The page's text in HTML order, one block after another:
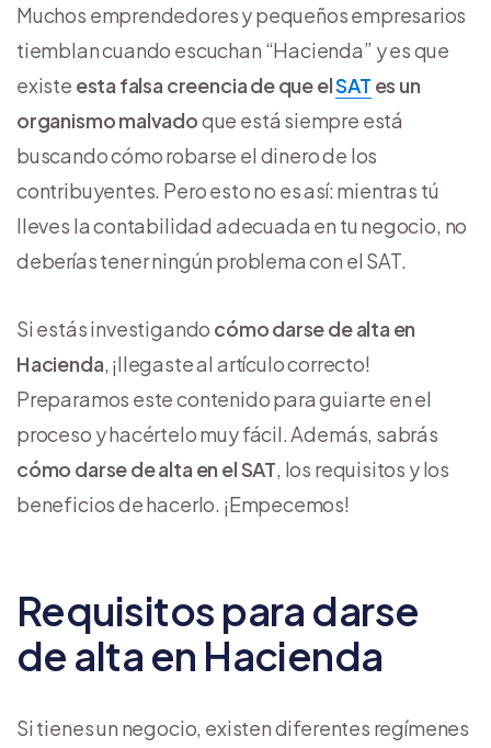
Muchos emprendedores y pequeños empresarios
tiemblan cuando escuchan “Hacienda” y es que
existe esta falsa creencia de que elSAT es un
organismo malvadoque está siempre está
buscando cómo robarse el dinero de los
contribuyentes. Pero esto no es así: mientras tú
lleves la contabilidad adecuada en tu negocio, no
deberías tener ningún problema con el SAT.
Si estás investigando cómo darse de alta en
Hacienda , ¡llegaste al artículo correcto!
Preparamos este contenido para guiarte en el
proceso y hacértelo muy fácil. Además, sabrás
cómo darse de alta en el SAT , los requisitos y los
beneficios de hacerlo. ¡Empecemos!
Requisitos para darse
de alta en Hacienda
Si tienes un negocio, existen diferentes regímenes